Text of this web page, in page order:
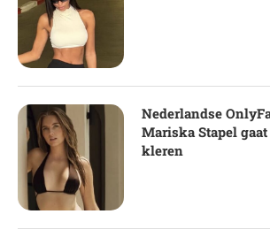
Nederlandse
Mariska Stapel
kleren